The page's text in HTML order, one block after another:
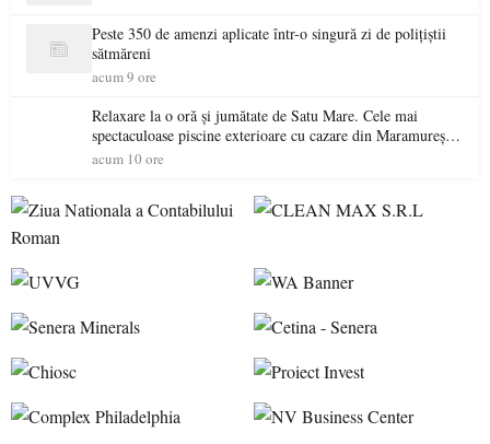
Peste 350 de amenzi aplicate într-o singură zi de polițiștii
sătmăreni
acum 9 ore
Relaxare la o oră și jumătate de Satu Mare. Cele mai
spectaculoase piscine exterioare cu cazare din Maramureș,
ideale pentru o escapadă de vară
acum 10 ore